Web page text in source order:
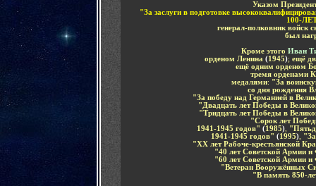
Указом
"За заслуги в подготовке
100-
генерал-полковник войск
был
Кроме этого Иван
орденом Ленина (1945); ещё
ещё одним орденом
тремя орденами
медалями: "За
со дня рождения
"За победу над Германией в
"Двадцать лет Победы в
"Тридцать лет Победы в
"Сорок лет
1941-1945 годов" (1985)
1941-1945 годов" (1995)
"XX лет Рабоче-крестьянской
"40 лет Советской Армии и
"60 лет Советской Армии и
"Ветеран Вооружённых
"В память 850-